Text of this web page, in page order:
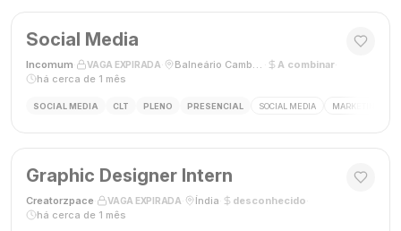
Social Media
Incomum VAGA EXPIRADA Balneário Camboriú, SC A combinar·
há cerca de 1 mês
SOCIAL MEDIA CLT PLENO PRESENCIAL SOCIAL MEDIA MARKETING
Graphic Designer Intern
Creatorzpace VAGA EXPIRADA Índia desconhecido
há cerca de 1 mês